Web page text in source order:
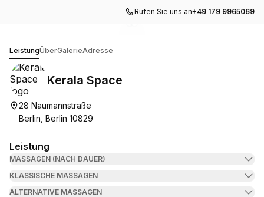
Rufen Sie uns an+49 179 9965069
LeistungÜberGalerieAdresse
Kerala Space
28 Naumannstraße
Berlin, Berlin 10829
Leistung
MASSAGEN (NACH DAUER)
KLASSISCHE MASSAGEN
ALTERNATIVE MASSAGEN